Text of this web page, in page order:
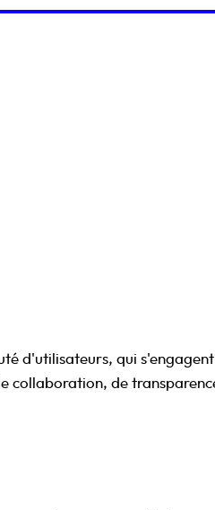
d'utilisateurs, qui
collaboration, de